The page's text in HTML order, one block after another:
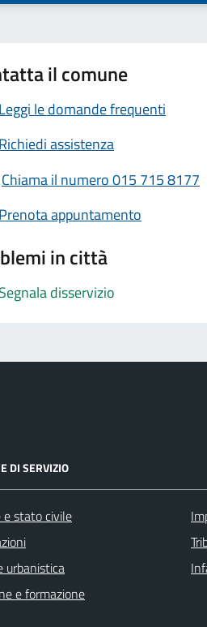
il comune
Leggi le domande frequenti
Richiedi assistenza
Chiama il numero 015 715 8177
Prenota appuntamento
in città
Segnala disservizio
DI SERVIZIO
e stato civile
urbanistica
e formazione